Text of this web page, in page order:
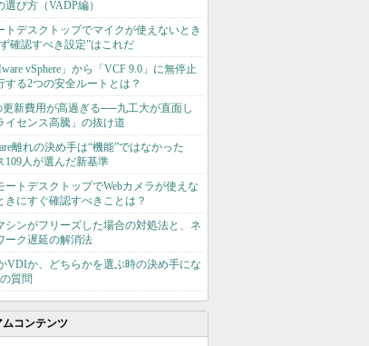
選び方（VADP編）
トデスクトップでマイクが使えないとき
確認すべき設定”はこれだ
vSphere」から「VCF 9.0」に無停止
する2つの安全ルートとは？
更新費用が高過ぎる──九工大が直面し
イセンス高騰」の抜け道
離れの決め手は“機能”ではなかった
109人が選んだ新基準
ートデスクトップでWebカメラが使えな
きにすぐ確認すべきことは？
シンがフリーズした場合の対処法と、ネ
ーク遅延の解消法
VDIか、どちらかを選ぶ時の決め手にな
質問
ムコンテンツ